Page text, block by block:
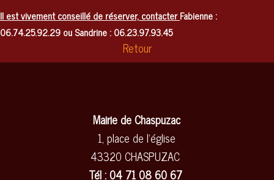
Il est vivement conseillé de réserver, contacterFabienne :
06.74.25.92.29 ou Sandrine : 06.23.97.93.45
Retour
Mairie de Chaspuzac
1, place de l'église
43320 CHASPUZAC
Tél : 04 71 08 60 67